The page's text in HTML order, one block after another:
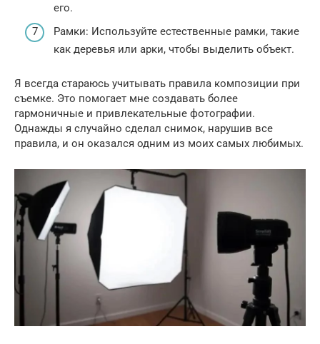
его.
Рамки: Используйте естественные рамки, такие
как деревья или арки, чтобы выделить объект.
Я всегда стараюсь учитывать правила композиции при
съемке. Это помогает мне создавать более
гармоничные и привлекательные фотографии.
Однажды я случайно сделал снимок, нарушив все
правила, и он оказался одним из моих самых любимых.